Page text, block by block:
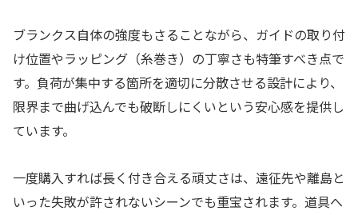
ブランクス自体の強度もさることながら、ガイドの取り付
け位置やラッピング（糸巻き）の丁寧さも特筆すべき点で
す。負荷が集中する箇所を適切に分散させる設計により、
限界まで曲げ込んでも破断しにくいという安心感を提供し
ています。
一度購入すれば長く付き合える頑丈さは、遠征先や離島と
いった失敗が許されないシーンでも重宝されます。道具へ